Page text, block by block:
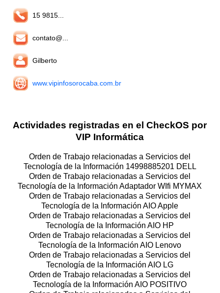
15 9815...
contato@...
Gilberto
www.vipinfosorocaba.com.br
Actividades registradas en el CheckOS por
VIP Informática
Orden de Trabajo relacionadas a Servicios del
Tecnología de la Información 14998885201 DELL
Orden de Trabajo relacionadas a Servicios del
Tecnología de la Información Adaptador WIfi MYMAX
Orden de Trabajo relacionadas a Servicios del
Tecnología de la Información AIO Apple
Orden de Trabajo relacionadas a Servicios del
Tecnología de la Información AIO HP
Orden de Trabajo relacionadas a Servicios del
Tecnología de la Información AIO Lenovo
Orden de Trabajo relacionadas a Servicios del
Tecnología de la Información AIO LG
Orden de Trabajo relacionadas a Servicios del
Tecnología de la Información AIO POSITIVO